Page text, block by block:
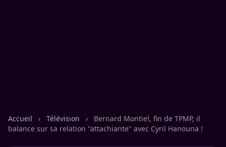
Accueil › Télévision ›
Bernard Montiel, fin de TPMP, il
balance sur sa relation "attachiante" avec Cyril Hanouna !